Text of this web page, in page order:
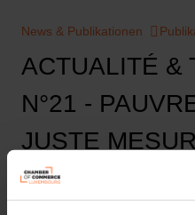
News & Publikationen
ACTUALITÉ &
N°21 -
JUSTE
MESURES